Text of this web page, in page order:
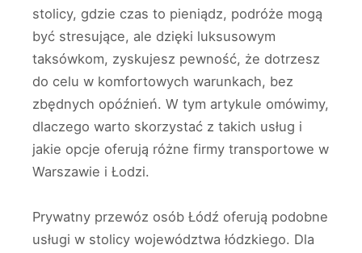
stolicy, gdzie czas to pieniądz, podróże mogą
być stresujące, ale dzięki luksusowym
taksówkom, zyskujesz pewność, że dotrzesz
do celu w komfortowych warunkach, bez
zbędnych opóźnień. W tym artykule omówimy,
dlaczego warto skorzystać z takich usług i
jakie opcje oferują różne firmy transportowe w
Warszawie i Łodzi.
Prywatny przewóz osób Łódź oferują podobne
usługi w stolicy województwa łódzkiego. Dla